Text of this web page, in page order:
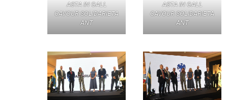
ASTA IN GALL
CAVOUR SOLIDARIETA
ANT
ASTA IN GALL
CAVOUR SOLIDARIETA
ANT